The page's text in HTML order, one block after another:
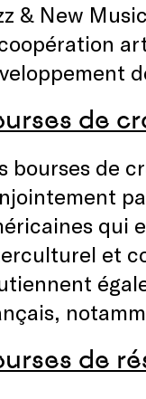
& New
de
bourses de
qui
et
de